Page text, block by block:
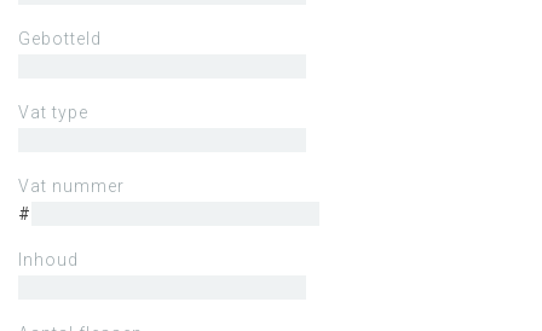
Gebotteld
Vat type
Vat nummer
#
Inhoud